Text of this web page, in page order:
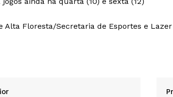
Alta Floresta/Secretaria de Esportes e